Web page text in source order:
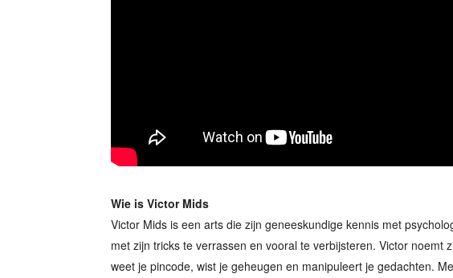
Wie is Victor Mids
Victor Mids is een arts die zijn geneeskundige kennis met
met zijn tricks te verrassen en vooral te verbijsteren. Victor noemt
weet je pincode, wist je geheugen en manipuleert je gedachten.